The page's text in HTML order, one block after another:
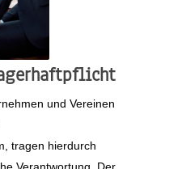
und Vereinen
tragen hierdurch